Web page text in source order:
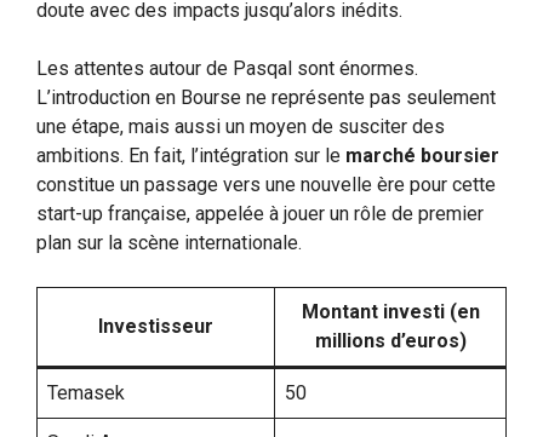
doute avec des impacts jusqu’alors inédits.
Les attentes autour de Pasqal sont énormes.
L’introduction en Bourse ne représente pas seulement
une étape, mais aussi un moyen de susciter des
ambitions. En fait, l’intégration sur le marché boursier
constitue un passage vers une nouvelle ère pour cette
start-up française, appelée à jouer un rôle de premier
plan sur la scène internationale.
Investisseur
Montant investi (en
millions d’euros)
Temasek 50